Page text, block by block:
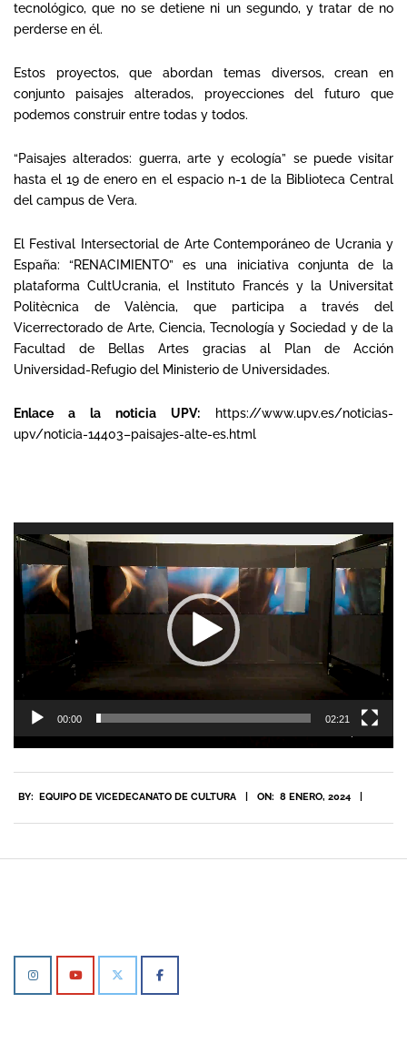
tecnológico, que no se detiene ni un segundo, y tratar de no
perderse en él.
Estos proyectos, que abordan temas diversos, crean en
conjunto paisajes alterados, proyecciones del futuro que
podemos construir entre todas y todos.
“Paisajes alterados: guerra, arte y ecología” se puede visitar
hasta el 19 de enero en el espacio n-1 de la Biblioteca Central
del campus de Vera.
El Festival Intersectorial de Arte Contemporáneo de Ucrania y
España: “RENACIMIENTO” es una iniciativa conjunta de la
plataforma CultUcrania, el Instituto Francés y la Universitat
Politècnica de València, que participa a través del
Vicerrectorado de Arte, Ciencia, Tecnología y Sociedad y de la
Facultad de Bellas Artes gracias al Plan de Acción
Universidad-Refugio del Ministerio de Universidades.
Enlace a la noticia UPV:
https://www.upv.es/noticias-
upv/noticia-14403–paisajes-alte-es.html
Reproductor
de
vídeo
00:00 02:21
01-
08
BY: EQUIPO DE VICEDECANATO DE CULTURA ON: 8 ENERO, 2024